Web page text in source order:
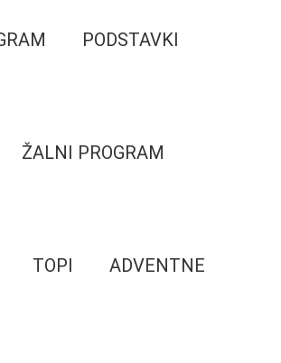
PODSTAVKI
ŽALNI PROGRAM
TOPI ADVENTNE